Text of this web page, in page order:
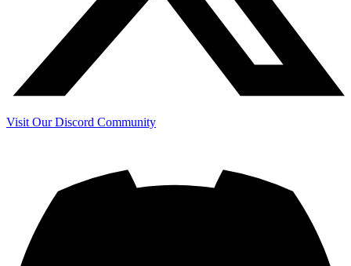
Visit Our Discord Community